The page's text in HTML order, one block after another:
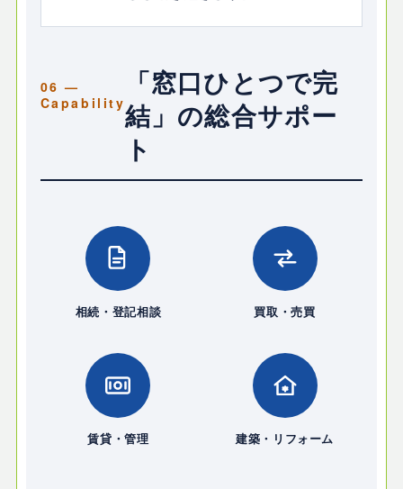
「窓口ひとつで完
結」の総合サポー
ト
相続・登記相談 買取・売買
賃貸・管理 建築・リフォーム